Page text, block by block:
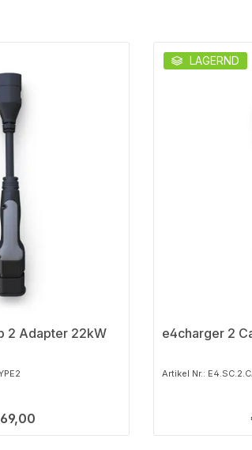
2 Adapter 22kW
Preis:
LAGERND
e4charger 2
Artikel Nr.: